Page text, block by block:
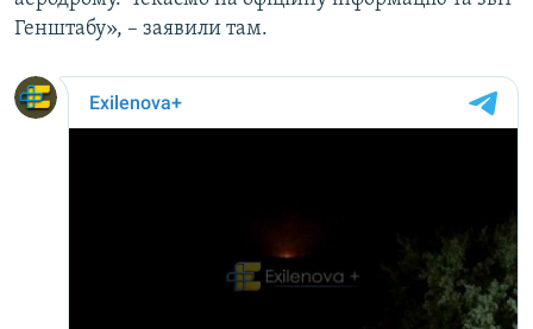
Генштабу», – заявили там.